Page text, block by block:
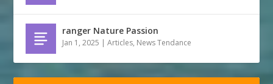
ranger Nature Passion
Jan 1, 2025 |Articles, News Tendance